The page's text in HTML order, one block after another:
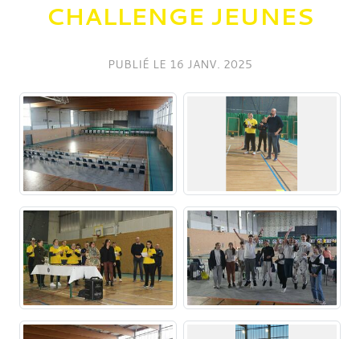
CHALLENGE JEUNES
PUBLIÉ LE 16 JANV. 2025